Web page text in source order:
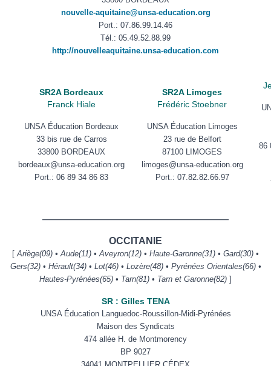
nouvelle-aquitaine@unsa-education.org
Port.: 07.86.99.14.46
Tél.: 05.49.52.88.99
http://nouvelleaquitaine.unsa-education.com
SR2A Bordeaux
Franck Hiale
UNSA Éducation Bordeaux
33 bis rue de Carros
33800 BORDEAUX
bordeaux@unsa-education.org
Port.: 06 89 34 86 83
SR2A Limoges
Frédéric Stoebner
UNSA Éducation Limoges
23 rue de Belfort
87100 LIMOGES
limoges@unsa-education.org
Port.: 07.82.82.66.97
86
——————————————————————
OCCITANIE
[Ariège(09) • Aude(11) • Aveyron(12) • Haute-Garonne(31) • Gard(30) •
Gers(32) • Hérault(34) • Lot(46) • Lozère(48) • Pyrénées Orientales(66) •
Hautes-Pyrénées(65) • Tarn(81) • Tarn et Garonne(82) ]
SR : Gilles TENA
UNSA Éducation Languedoc-Roussillon-Midi-Pyrénées
Maison des Syndicats
474 allée H. de Montmorency
BP 9027